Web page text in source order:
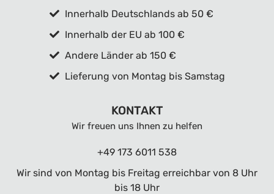
Innerhalb Deutschlands ab 50 €
Innerhalb der EU ab 100 €
Andere Länder ab 150 €
Lieferung von Montag bis Samstag
KONTAKT
Wir freuen uns Ihnen zu helfen
+49 173 6011 538
Wir sind von Montag bis Freitag erreichbar von 8 Uhr
bis 18 Uhr